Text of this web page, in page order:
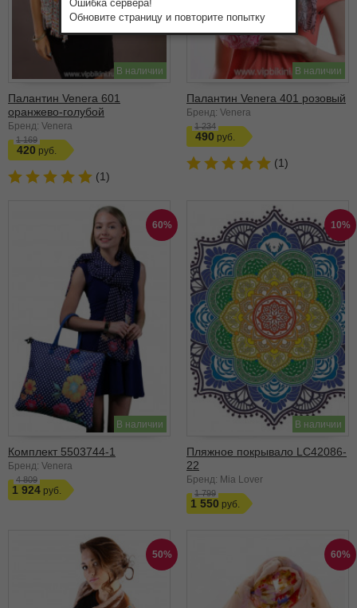
В наличии
Палантин Venera 601
оранжево-голубой
Бренд: Venera
1 169
420
(1)
В наличии
Палантин Venera 401 розовый
Бренд: Venera
1 234
490
(1)
60%
В наличии
Комплект 5503744-1
Бренд: Venera
4 809
1 924
10%
В наличии
Пляжное покрывало LC42086-
22
Бренд: Mia Lover
1 799
1 550
50% 60%
Ошибка сервера!
Обновите страницу и повторите попытку